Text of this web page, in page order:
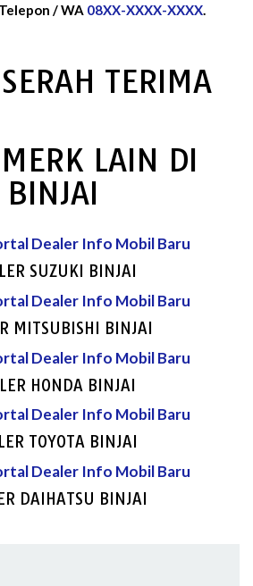
/ WA 08XX-XXXX-XXXX.
TERIMA
LAIN DI
BINJAI
SUZUKI BINJAI
MITSUBISHI BINJAI
HONDA BINJAI
TOYOTA BINJAI
DAIHATSU BINJAI